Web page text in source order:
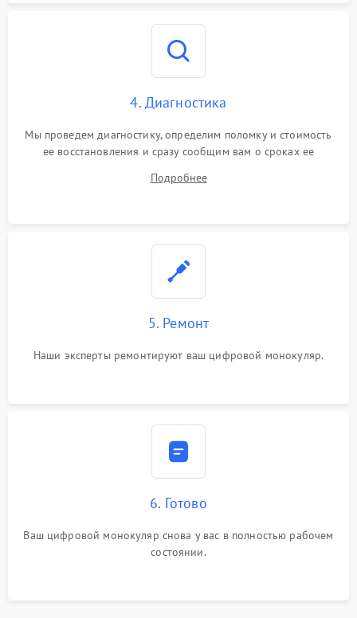
4. Диагностика
Мы проведем диагностику, определим поломку и стоимость
ее восстановления и сразу сообщим вам о сроках ее
Подробнее
5. Ремонт
Наши эксперты ремонтируют ваш цифровой монокуляр.
6. Готово
Ваш цифровой монокуляр снова у вас в полностью рабочем
состоянии.